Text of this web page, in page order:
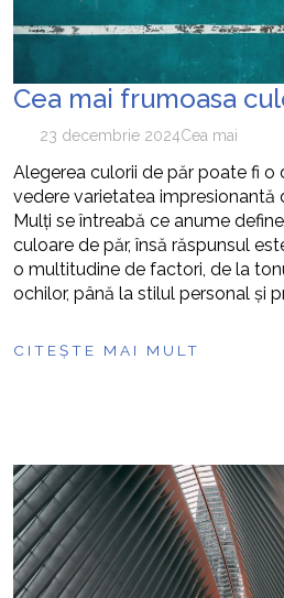
Cea mai frumoasa
23 decembrie 2024Cea mai
Alegerea culorii de păr poate fi o
vedere varietatea impresionantă
Mulți se întreabă ce anume
culoare de păr, însă răspunsul
o multitudine de factori, de la
ochilor, până la stilul personal și
CITEȘTE MAI MULT